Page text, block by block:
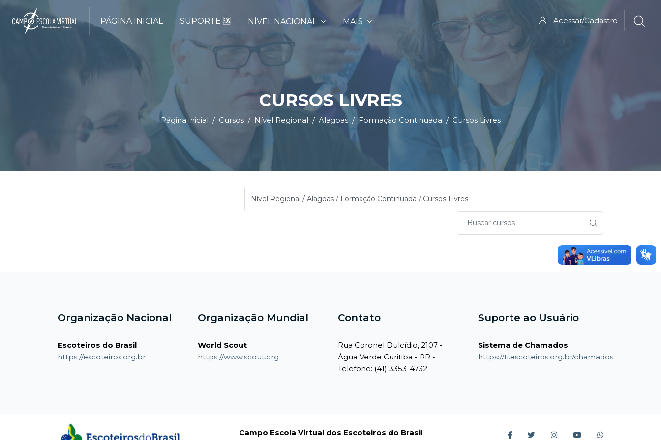
PÁGINA INICIAL SUPORTE 🆘 NÍVEL NACIONAL MAIS Acessar/Cadastro
CURSOS LIVRES
Página inicial Cursos Nível Regional Alagoas Formação Continuada Cursos Livres
Organização Nacional
Escoteiros do Brasil
https://escoteiros.org.br
Organização Mundial
World Scout
https://www.scout.org
Contato
Rua Coronel Dulcídio, 2107 -
Água Verde Curitiba - PR -
Telefone: (41) 3353-4732
Suporte ao Usuário
Sistema de Chamados
https://ti.escoteiros.org.br/chamados
Campo Escola Virtual dos Escoteiros do Brasil